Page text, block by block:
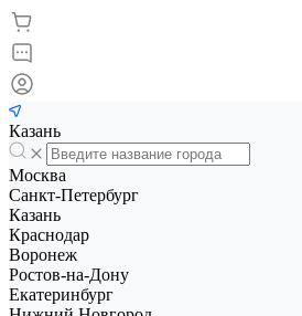
Казань
Москва
Санкт-Петербург
Казань
Краснодар
Воронеж
Ростов-на-Дону
Екатеринбург